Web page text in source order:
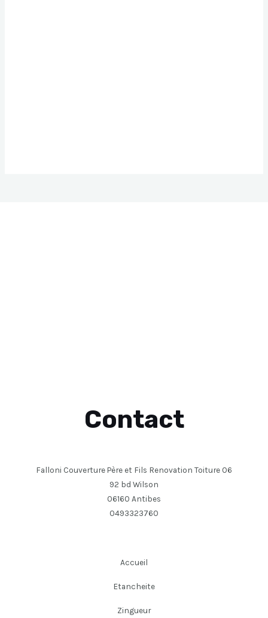
Contact
Falloni Couverture Père et Fils Renovation Toiture 06
92 bd Wilson
06160 Antibes
0493323760
Accueil
Etancheite
Zingueur